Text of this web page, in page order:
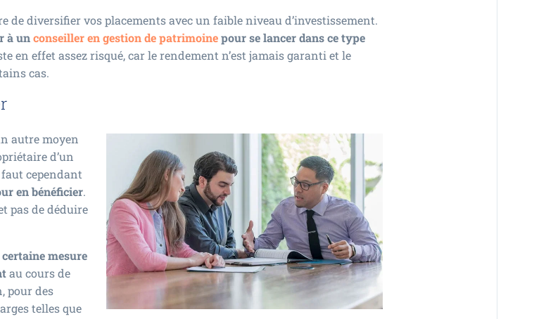
de diversifier vos placements avec un faible niveau d’investissement.
à unconseiller en gestion de patrimoinepour se lancer dans ce type
en effet assez risqué, car le rendement n’est jamais garanti et le
cas.
autre moyen
d’un
cependant
en bénéficier.
pas de déduire
mesure
au cours de
pour des
telles que